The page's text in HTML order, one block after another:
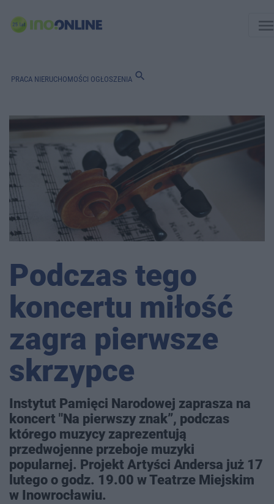
PRACA NIERUCHOMOŚCI OGŁOSZENIA search
Podczas tego
koncertu miłość
zagra pierwsze
skrzypce
Instytut Pamięci Narodowej zaprasza na
koncert "Na pierwszy znak”, podczas
którego muzycy zaprezentują
przedwojenne przeboje muzyki
popularnej. Projekt Artyści Andersa już 17
lutego o godz. 19.00 w Teatrze Miejskim
w Inowrocławiu.